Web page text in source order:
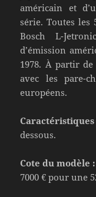
américain et
série. Toutes les
Bosch L-
d’émission
1978. À partir
avec les pare-
européens.
dessous.
Cote du modèle
7000 € pour une